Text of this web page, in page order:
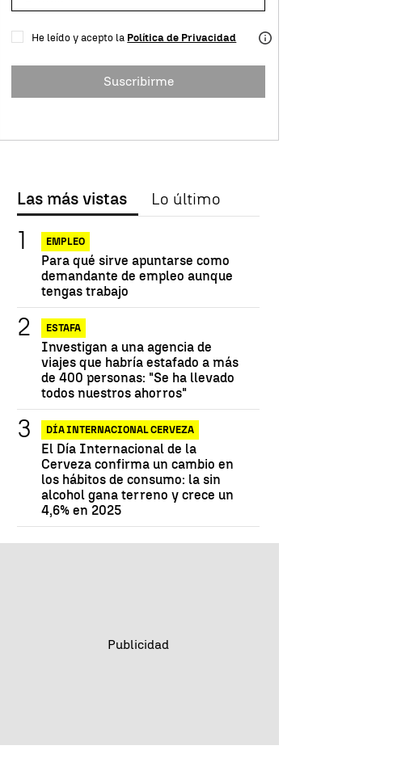
He leído y acepto la Política de Privacidad
Suscribirme
Las más vistas Lo último
EMPLEO
Para qué sirve apuntarse como
demandante de empleo aunque
tengas trabajo
ESTAFA
Investigan a una agencia de
viajes que habría estafado a más
de 400 personas: "Se ha llevado
todos nuestros ahorros"
DÍA INTERNACIONAL CERVEZA
El Día Internacional de la
Cerveza confirma un cambio en
los hábitos de consumo: la sin
alcohol gana terreno y crece un
4,6% en 2025